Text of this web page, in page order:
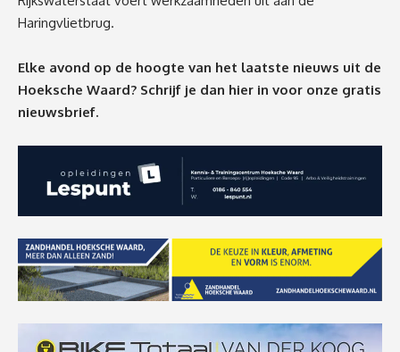
Haringvlietbrug.
Elke avond op de hoogte van het laatste nieuws uit de
Hoeksche Waard? Schrijf je dan hier in voor onze gratis
nieuwsbrief.